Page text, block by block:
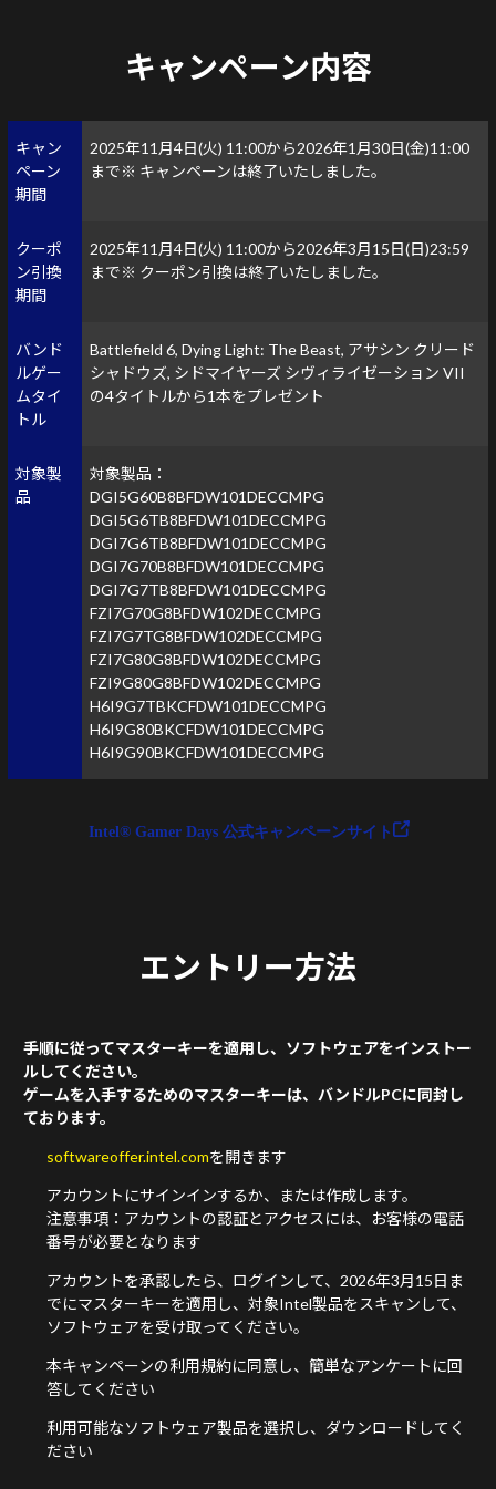
キャンペーン内容
キャン
ペーン
期間
2025年11月4日(火) 11:00から2026年1月30日(金)11:00
まで※ キャンペーンは終了いたしました。
クーポ
ン引換
期間
2025年11月4日(火) 11:00から2026年3月15日(日)23:59
まで※ クーポン引換は終了いたしました。
バンド
ルゲー
ムタイ
トル
Battlefield 6, Dying Light: The Beast, アサシン クリード
シャドウズ, シドマイヤーズ シヴィライゼーション VII
の4タイトルから1本をプレゼント
対象製
品
対象製品：
DGI5G60B8BFDW101DECCMPG
DGI5G6TB8BFDW101DECCMPG
DGI7G6TB8BFDW101DECCMPG
DGI7G70B8BFDW101DECCMPG
DGI7G7TB8BFDW101DECCMPG
FZI7G70G8BFDW102DECCMPG
FZI7G7TG8BFDW102DECCMPG
FZI7G80G8BFDW102DECCMPG
FZI9G80G8BFDW102DECCMPG
H6I9G7TBKCFDW101DECCMPG
H6I9G80BKCFDW101DECCMPG
H6I9G90BKCFDW101DECCMPG
Intel® Gamer Days 公式キャンペーンサイト
エントリー方法
手順に従ってマスターキーを適用し、ソフトウェアをインストー
ルしてください。
ゲームを入手するためのマスターキーは、バンドルPCに同封し
ております。
softwareoffer.intel.comを開きます
アカウントにサインインするか、または作成します。
注意事項：アカウントの認証とアクセスには、お客様の電話
番号が必要となります
アカウントを承認したら、ログインして、2026年3月15日ま
でにマスターキーを適用し、対象Intel製品をスキャンして、
ソフトウェアを受け取ってください。
本キャンペーンの利用規約に同意し、簡単なアンケートに回
答してください
利用可能なソフトウェア製品を選択し、ダウンロードしてく
ださい